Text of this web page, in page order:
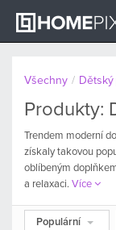
Všechny /
Produkty:
Trendem moderní
získaly takovou
oblíbeným
a relaxaci. Více
Populární